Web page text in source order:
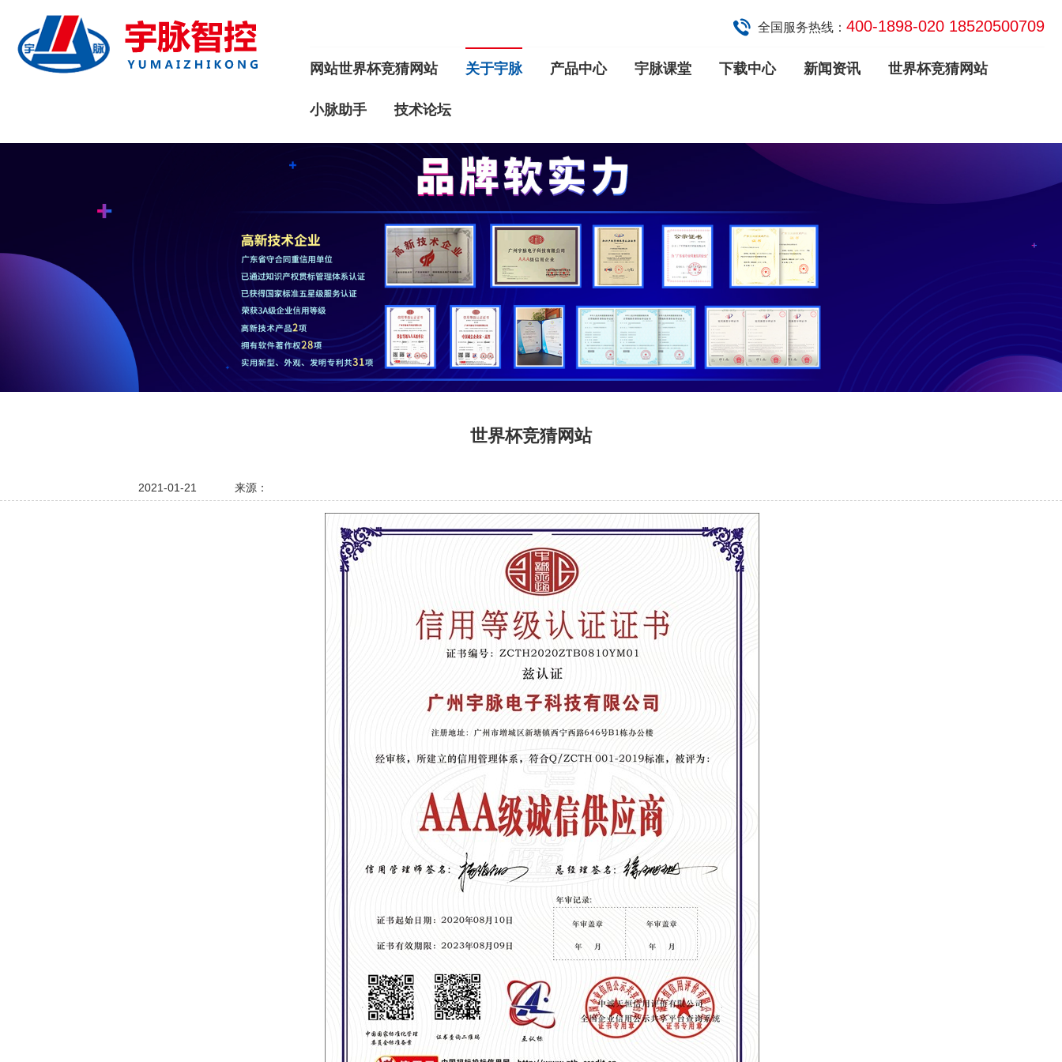
全国服务热线： 400-1898-020 18520500709
网站世界杯竞猜网站 关于宇脉 产品中心 宇脉课堂 下载中心 新闻资讯 世界杯竞猜网站
小脉助手 技术论坛
世界杯竞猜网站
2021-01-21 来源：